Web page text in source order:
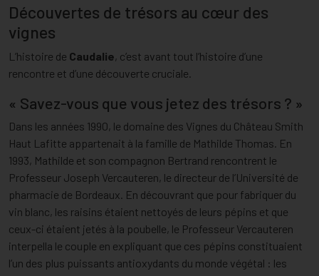
Découvertes de trésors au cœur des
vignes
L’histoire de Caudalie, c’est avant tout l’histoire d’une
rencontre et d’une découverte cruciale.
« Savez-vous que vous jetez des trésors ? »
Dans les années 1990, le domaine des Vignes du Château Smith
Haut Lafitte appartenait à la famille de Mathilde Thomas. En
1993, Mathilde et son compagnon Bertrand rencontrent le
Professeur Joseph Vercauteren, le directeur de l’Université de
pharmacie de Bordeaux. En découvrant que pour fabriquer du
vin blanc, les raisins étaient nettoyés de leurs pépins et que
ceux-ci étaient jetés à la poubelle, le Professeur Vercauteren
interpella le couple en expliquant que ces pépins constituaient
l’un des plus puissants antioxydants du monde végétal : les